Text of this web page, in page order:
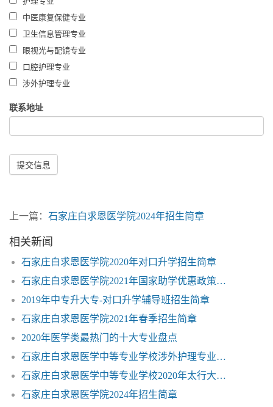
口腔修复工艺专业
护理专业
中医康复保健专业
卫生信息管理专业
眼视光与配镜专业
口腔护理专业
涉外护理专业
上一篇：石家庄白求恩医学院2024年招生简章
相关新闻
石家庄白求恩医学院2020年对口升学招生简章
2019年中专升大专-对口升学辅导班招生简章
石家庄白求恩医学院2021年春季招生简章
2020年医学类最热门的十大专业盘点
石家庄白求恩医学中等专业学校涉外护理专业可以出国留学